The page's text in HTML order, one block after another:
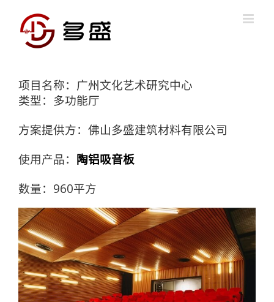
content
项目名称：广州文化艺术研究中心
类型：多功能厅
方案提供方：佛山多盛建筑材料有限公司
使用产品： 陶铝吸音板
数量：960平方